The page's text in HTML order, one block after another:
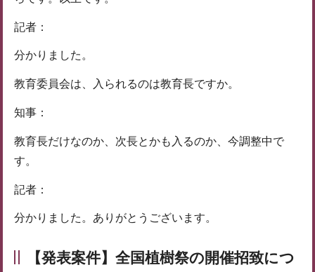
記者：
分かりました。
教育委員会は、入られるのは教育長ですか。
知事：
教育長だけなのか、次長とかも入るのか、今調整中で
す。
記者：
分かりました。ありがとうございます。
【発表案件】全国植樹祭の開催招致につ